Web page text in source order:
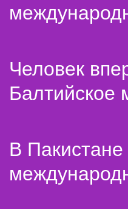
Человек
Балтийское
В